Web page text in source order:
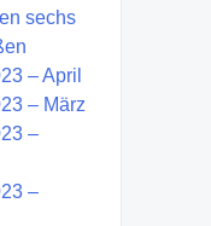
sechs
– April
– März
–
–